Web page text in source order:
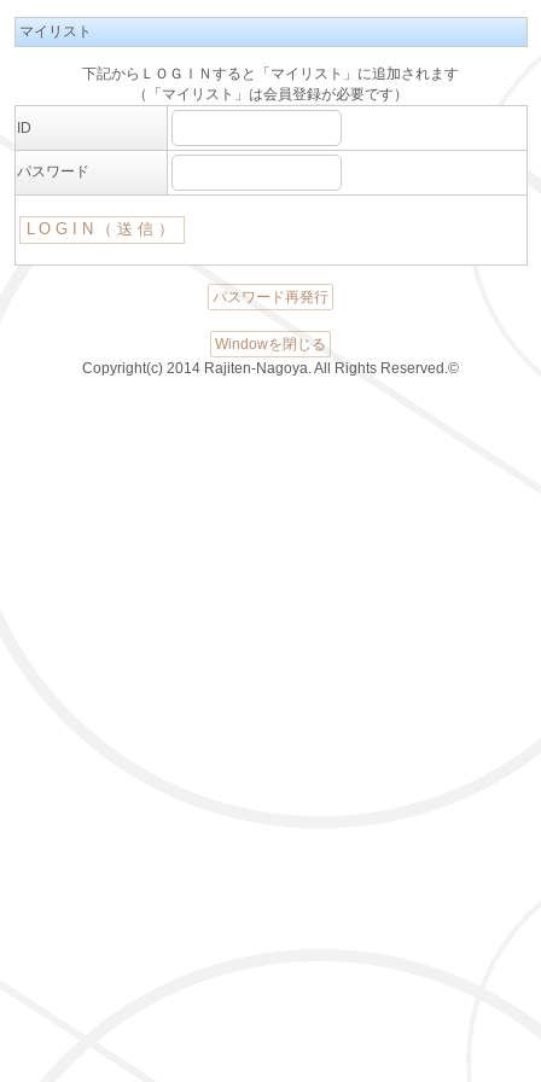
マイリスト
下記からＬＯＧＩＮすると「マイリスト」に追加されます
（「マイリスト」は会員登録が必要です）
ID
パスワード
パスワード再発行
Windowを閉じる
Copyright(c) 2014 Rajiten-Nagoya. All Rights Reserved.©